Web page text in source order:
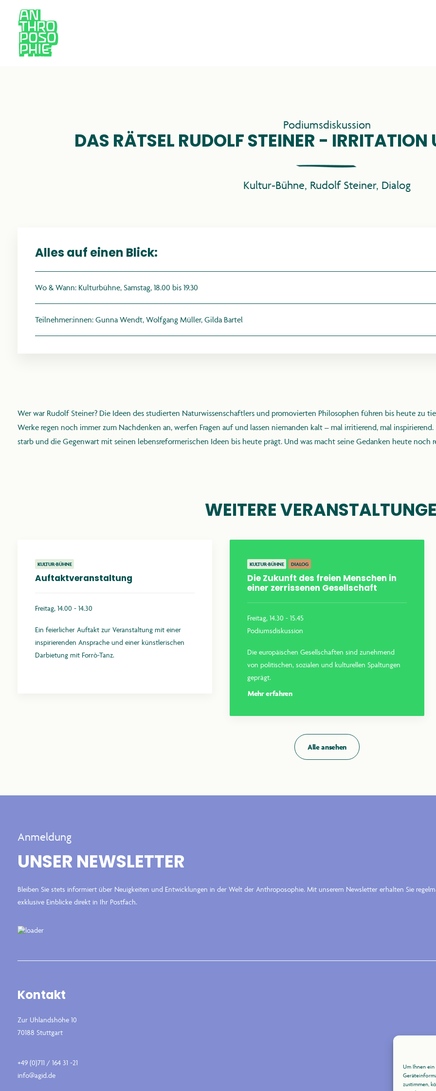
Um Ihnen
zustimmen,
EINDRÜCKE
PROGRAMM
LAGEPLAN
PRESSE &
anthroposophie.de
Podiumsdiskussion
DAS RÄTSEL RUDOLF STEINER -
Kultur-Bühne, Rudolf Steiner, Dialog
Alles auf einen Blick:
Wo & Wann: Kulturbühne, Samstag, 18.00 bis 19.30
Teilnehmer:innen: Gunna Wendt, Wolfgang Müller, Gilda Bartel
Wer war Rudolf Steiner? Die Ideen des studierten Naturwissenschaftlers und promovierten Philosophen führen bis heute zu
Werke regen noch immer zum Nachdenken an, werfen Fragen auf und lassen niemanden kalt – mal irritierend, mal
starb und die Gegenwart mit seinen lebensreformerischen Ideen bis heute prägt. Und was macht seine Gedanken heute noch
WEITERE
KULTUR-BÜHNE
Auftaktveranstaltung
Freitag, 14.00 - 14.30
Ein feierlicher Auftakt zur Veranstaltung mit einer
inspirierenden Ansprache und einer künstlerischen
Darbietung mit Forrò-Tanz.
KULTUR-BÜHNE DIALOG
Die Zukunft des freien Menschen in
einer zerrissenen Gesellschaft
Freitag, 14.30 - 15.45
Podiumsdiskussion
Die europäischen Gesellschaften sind zunehmend
von politischen, sozialen und kulturellen Spaltungen
geprägt.
Mehr erfahren
Alle ansehen
Anmeldung
UNSER NEWSLETTER
Bleiben Sie stets informiert über Neuigkeiten und Entwicklungen in der Welt der Anthroposophie. Mit unserem Newsletter erhalten Sie
exklusive Einblicke direkt in Ihr Postfach.
Kontakt
Zur Uhlandshöhe 10
70188 Stuttgart
+49 (0)711 / 164 31 -21
info@agid.de